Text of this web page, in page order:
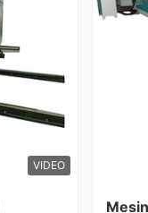
VIDEO